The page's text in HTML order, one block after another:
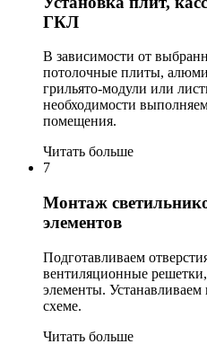
ГКЛ
В зависимости от
потолочные плиты,
грильято-модули или
необходимости
помещения.
Читать больше
7
Монтаж
элементов
Подготавливаем
вентиляционные
элементы. Устанавливаем
схеме.
Читать больше